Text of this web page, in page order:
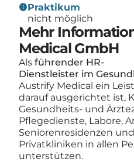
infoPraktikum
nicht möglich
Mehr
Medical GmbH
Als führender HR-
Dienstleister im
Austrify Medical ein
darauf ausgerichtet ist,
Gesundheits- und
Pflegedienste, Labore,
Seniorenresidenzen
Privatkliniken in allen
unterstützen.